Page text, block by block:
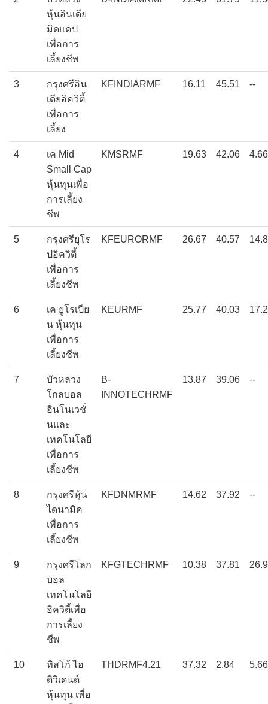
หุ้นอินเดีย
มิดแคป
เพื่อการ
เลี้ยงชีพ
3
กรุงศรีอิน
เดียอิควิตี้
เพื่อการ
เลี้ยง
KFINDIARMF 16.11 45.51 --
4
เค Mid
Small Cap
หุ้นทุนเพื่อ
การเลี้ยง
ชีพ
KMSRMF 19.63 42.06 4.66
5
กรุงศรียุโร
ปอิควิตี้
เพื่อการ
เลี้ยงชีพ
KFEURORMF 26.67 40.57
6
เค ยูโรเปีย
น หุ้นทุน
เพื่อการ
เลี้ยงชีพ
KEURMF 25.77 40.03
7
บัวหลวง
โกลบอล
อินโนเวชั่
นและ
เทคโนโลยี
เพื่อการ
เลี้ยงชีพ
B-
INNOTECHRMF
13.87 39.06 --
8
กรุงศรีหุ้น
ไดนามิค
เพื่อการ
เลี้ยงชีพ
KFDNMRMF 14.62 37.92 --
9
กรุงศรีโลก
บอล
เทคโนโลยี
อิควิตี้เพื่อ
การเลี้ยง
ชีพ
KFGTECHRMF 10.38 37.81
10
ทิสโก้ ไฮ
ดิวิเดนด์
หุ้นทุน เพื่อ
THDRMF4.21 37.32 2.84 5.66